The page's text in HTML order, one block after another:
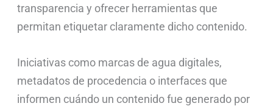
transparencia y ofrecer herramientas que
permitan etiquetar claramente dicho contenido.
Iniciativas como marcas de agua digitales,
metadatos de procedencia o interfaces que
informen cuándo un contenido fue generado por